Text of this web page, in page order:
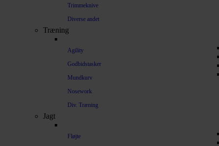
Trimmeknive
Diverse andet
Træning
Agility
Godbidstasker
Mundkurv
Nosework
Div. Træning
Jagt
Fløjte